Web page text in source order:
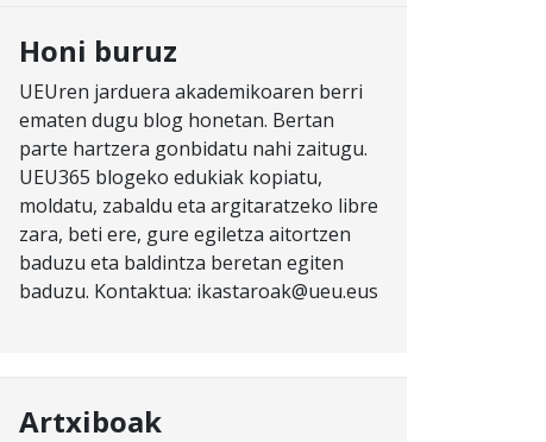
Honi buruz
UEUren jarduera akademikoaren berri
ematen dugu blog honetan. Bertan
parte hartzera gonbidatu nahi zaitugu.
UEU365 blogeko edukiak kopiatu,
moldatu, zabaldu eta argitaratzeko libre
zara, beti ere, gure egiletza aitortzen
baduzu eta baldintza beretan egiten
baduzu. Kontaktua: ikastaroak@ueu.eus
Artxiboak